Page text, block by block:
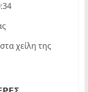
χείλη της